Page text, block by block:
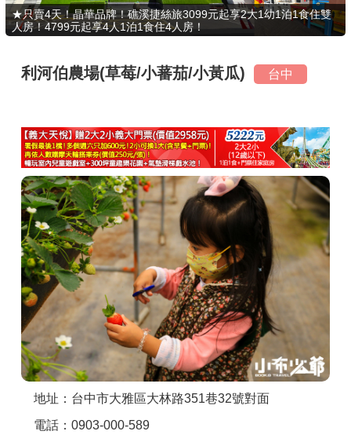
最新消息
最新留言
商家合作
推薦景點
討論區
聯絡我們
APP下載
★只賣4天！晶華品牌！礁溪捷絲旅3099元起享2大1幼1泊1食住雙
人房！4799元起享4人1泊1食住4人房！
利河伯農場(草莓/小蕃茄/小黃瓜) 台中
地址：台中市大雅區大林路351巷32號對面
電話：0903-000-589